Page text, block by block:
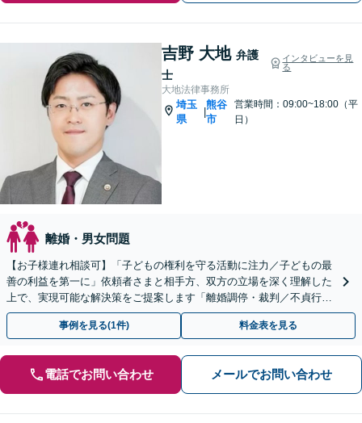
吉野 大地 弁護
士
インタビューを見
る
大地法律事務所
埼玉
県
|
熊谷
市
営業時間：09:00~18:00（平
日）
離婚・男女問題
【お子様連れ相談可】「子どもの権利を守る活動に注力／子どもの最
善の利益を第一に」依頼者さまと相手方、双方の立場を深く理解した
上で、実現可能な解決策をご提案します「離婚調停・裁判／不貞行為
／婚約破棄／別居／親権／面会交流など」
事例を見る(1件) 料金表を見る
電話でお問い合わせ メールでお問い合わせ